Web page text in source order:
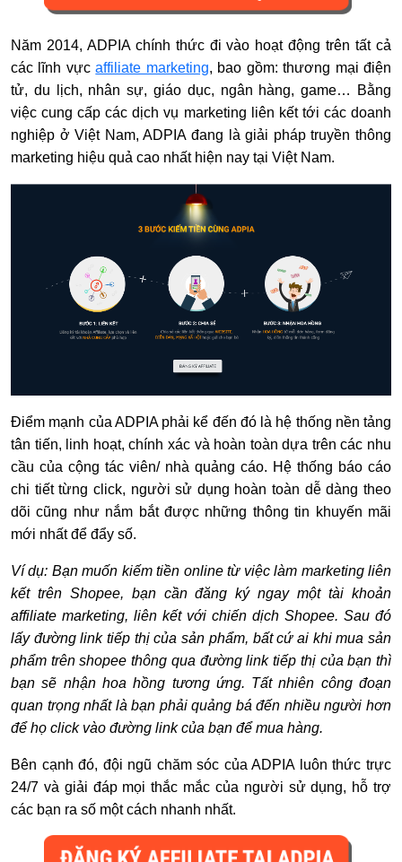
Năm 2014, ADPIA chính thức đi vào hoạt động trên tất cả
các lĩnh vựcaffiliate marketing, bao gồm: thương mại điện
tử, du lịch, nhân sự, giáo dục, ngân hàng, game… Bằng
việc cung cấp các dịch vụ marketing liên kết tới các doanh
nghiệp ở Việt Nam, ADPIA đang là giải pháp truyền thông
marketing hiệu quả cao nhất hiện nay tại Việt Nam.
Điểm mạnh của ADPIA phải kể đến đó là hệ thống nền tảng
tân tiến, linh hoạt, chính xác và hoàn toàn dựa trên các nhu
cầu của cộng tác viên/ nhà quảng cáo. Hệ thống báo cáo
chi tiết từng click, người sử dụng hoàn toàn dễ dàng theo
dõi cũng như nắm bắt được những thông tin khuyến mãi
mới nhất để đẩy số.
Ví dụ: Bạn muốn kiếm tiền online từ việc làm marketing liên
kết trên Shopee, bạn cần đăng ký ngay một tài khoản
affiliate marketing, liên kết với chiến dịch Shopee. Sau đó
lấy đường link tiếp thị của sản phẩm, bất cứ ai khi mua sản
phẩm trên shopee thông qua đường link tiếp thị của bạn thì
bạn sẽ nhận hoa hồng tương ứng. Tất nhiên công đoạn
quan trọng nhất là bạn phải quảng bá đến nhiều người hơn
để họ click vào đường link của bạn để mua hàng.
Bên cạnh đó, đội ngũ chăm sóc của ADPIA luôn thức trực
24/7 và giải đáp mọi thắc mắc của người sử dụng, hỗ trợ
các bạn ra số một cách nhanh nhất.